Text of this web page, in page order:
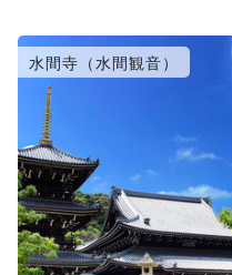
水間寺（水間観音）